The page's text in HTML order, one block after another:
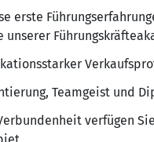
erste
Teamgeist und
verfügen